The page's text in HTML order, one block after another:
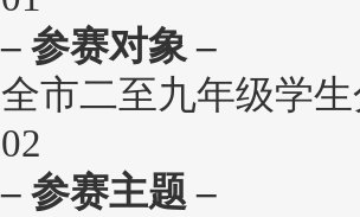
– 参赛对象 –
全市二至九年级学
02
– 参赛主题 –